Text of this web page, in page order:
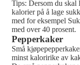
Tips: Dersom du skal
kalorier på å lage
med for eksempel
med over 40 prosent.
Pepperkaker
Små
minst kaloririke av